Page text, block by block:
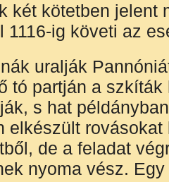
két kötetben jelent
1116-ig követi az
uralják
tó partján a
s hat
elkészült
de a feladat
nyoma vész.